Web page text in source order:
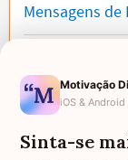
Mensagens de
Mensagens de
coragem
Motivação
iOS & Android
Sinta-se